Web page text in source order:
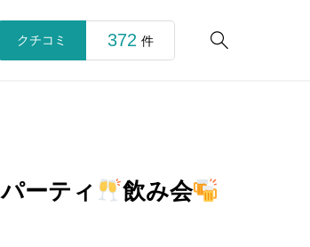

クチコミ 372 件
パーティ
飲み会